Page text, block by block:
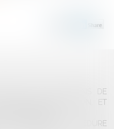
SUR LES DÉLAIS DE
VOIES D'EXÉCUTION, ET
IMMOBILIÈRE ?
ENGAGER UNE PROCÉDURE